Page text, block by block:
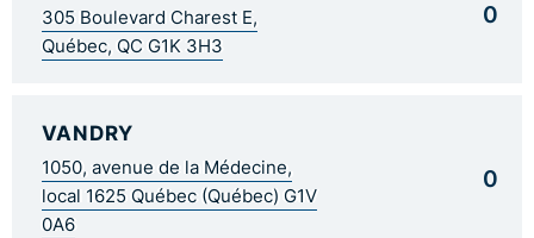
305 Boulevard Charest E,
Québec, QC G1K 3H3
0
VANDRY
1050, avenue de la Médecine,
local 1625 Québec (Québec) G1V
0A6
0